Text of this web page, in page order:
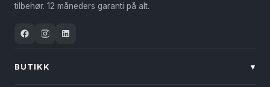
tilbehør. 12 måneders garanti på alt.
BUTIKK ▾